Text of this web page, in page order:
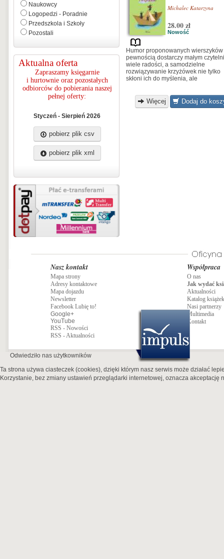
Naukowcy
Logopedzi - Poradnie
Przedszkola i Szkoły
Pozostali
Aktualna oferta
Zapraszamy księgarnie
i hurtownie oraz pozostałych
odbiorców do pobierania naszej
pełnej oferty:
Styczeń - Sierpień 2026
pobierz plik csv
pobierz plik xml
Michalec Katarzyna
28.00 zł
Nowość
Humor proponowanych wierszyków
pewnością dostarczy małym
wiele radości, a samodzielne
rozwiązywanie krzyżówek nie tylko
skłoni ich do myślenia, ale
Więcej Dodaj do
Nasz kontakt
Mapa strony
Adresy kontaktowe
Mapa dojazdu
Newsletter
Facebook Lubię to!
Google+
YouTube
RSS - Nowości
RSS - Aktualności
Współpraca
O nas
Jak wydać
Aktualności
Katalog książek
Nasi partnerzy
Multimedia
Kontakt
Odwiedziło nas użytkowników
Ta strona używa ciasteczek (cookies), dzięki którym nasz serwis może działać
Korzystanie, bez zmiany ustawień przeglądarki internetowej, oznacza akceptację